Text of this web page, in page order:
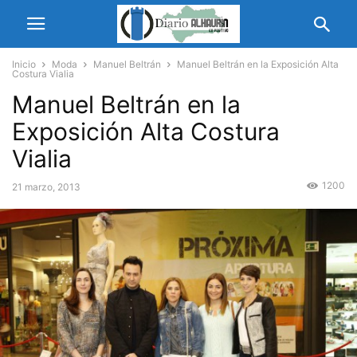
Inicio Moda Manuel Beltrán
Manuel Beltrán en la Exposición Alta
Costura Vialia
Manuel Beltrán en la
Exposición Alta Costura
Vialia
21 marzo, 2013 1200